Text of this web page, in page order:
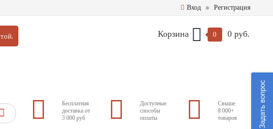
Вход Регистрация
Корзина 0 0 руб.
Бесплатная
доставка от
3 000 руб
Доступные
способы
оплаты
Свыше
8 000+
товаров
Задать вопрос